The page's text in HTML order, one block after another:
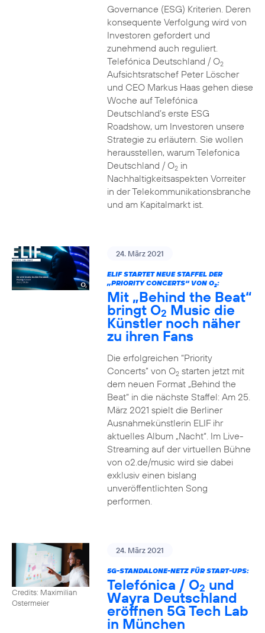
Governance (ESG) Kriterien. Deren
konsequente Verfolgung wird von
Investoren gefordert und
zunehmend auch reguliert.
Telefónica Deutschland / O2
Aufsichtsratschef Peter Löscher
und CEO Markus Haas gehen diese
Woche auf Telefónica
Deutschland’s erste ESG
Roadshow, um Investoren unsere
Strategie zu erläutern. Sie wollen
herausstellen, warum Telefonica
Deutschland / O2in
Nachhaltigkeitsaspekten Vorreiter
in der Telekommunikationsbranche
und am Kapitalmarkt ist.
24. März 2021
ELIF STARTET NEUE STAFFEL DER
„PRIORITY CONCERTS“ VON O2:
Mit „Behind the Beat“
bringt O2 Music die
Künstler noch näher
zu ihren Fans
Die erfolgreichen “Priority
Concerts” von O2starten jetzt mit
dem neuen Format „Behind the
Beat“ in die nächste Staffel: Am 25.
März 2021 spielt die Berliner
Ausnahmekünstlerin ELIF ihr
aktuelles Album „Nacht“. Im Live-
Streaming auf der virtuellen Bühne
von o2.de/music wird sie dabei
exklusiv einen bislang
unveröffentlichten Song
performen.
Credits: Maximilian
Ostermeier
24. März 2021
5G-STANDALONE-NETZ FÜR START-UPS:
Telefónica / O2 und
Wayra Deutschland
eröffnen 5G Tech Lab
in München